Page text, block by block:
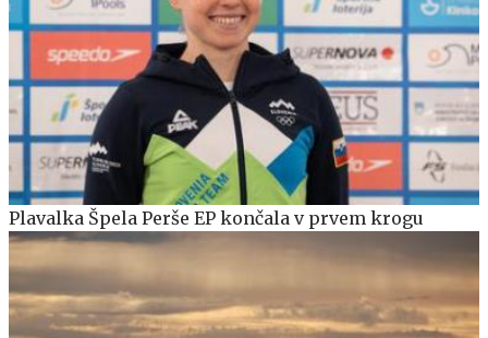
Plavalka Špela Perše EP končala v prvem krogu